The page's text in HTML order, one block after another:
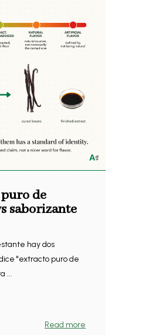
de
saborizante
hay dos
"extracto puro de
...
Read more